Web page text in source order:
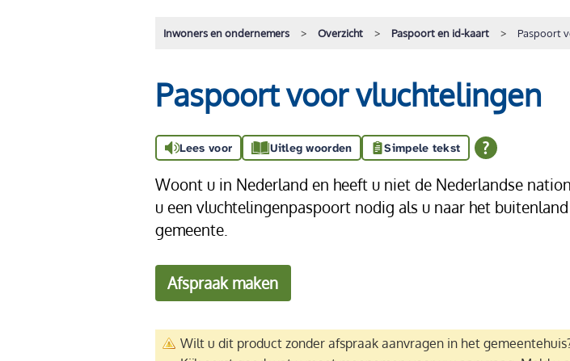
Inwoners en ondernemers Overzicht Paspoort en id-kaart Paspoort
Paspoort voor vluchtelingen
Lees voor Uitleg woorden Simpele tekst
Woont u in Nederland en heeft u niet de Nederlandse
u een vluchtelingenpaspoort nodig als u naar het
gemeente.
Afspraak maken
Wilt u dit product zonder afspraak aanvragen in het